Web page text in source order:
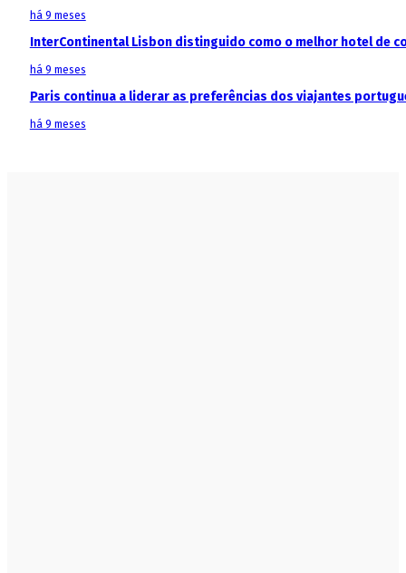
há 9 meses
InterContinental Lisbon distinguido como o melhor hotel de
há 9 meses
Paris continua a liderar as preferências dos viajantes
há 9 meses